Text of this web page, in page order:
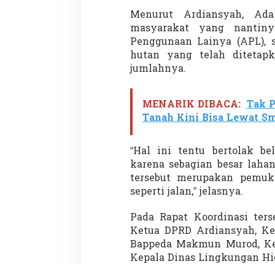
I
v
e
s
i
Menurut Ardiansyah,
masyarakat yang
Penggunaan Lainya (APL),
hutan yang telah
jumlahnya.
MENARIK DIBACA: Tak
Tanah Kini Bisa Lewat
“Hal ini tentu bertolak
karena sebagian besar
tersebut merupakan
seperti jalan,” jelasnya.
Pada Rapat Koordinasi
Ketua DPRD Ardiansyah,
Bappeda Makmun Murod,
Kepala Dinas Lingkungan